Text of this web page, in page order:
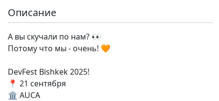
Описание
А вы скучали по нам? 👀
Потому что мы - очень! 🧡
DevFest Bishkek 2025!
📍 21 сентября
🏛 AUCA